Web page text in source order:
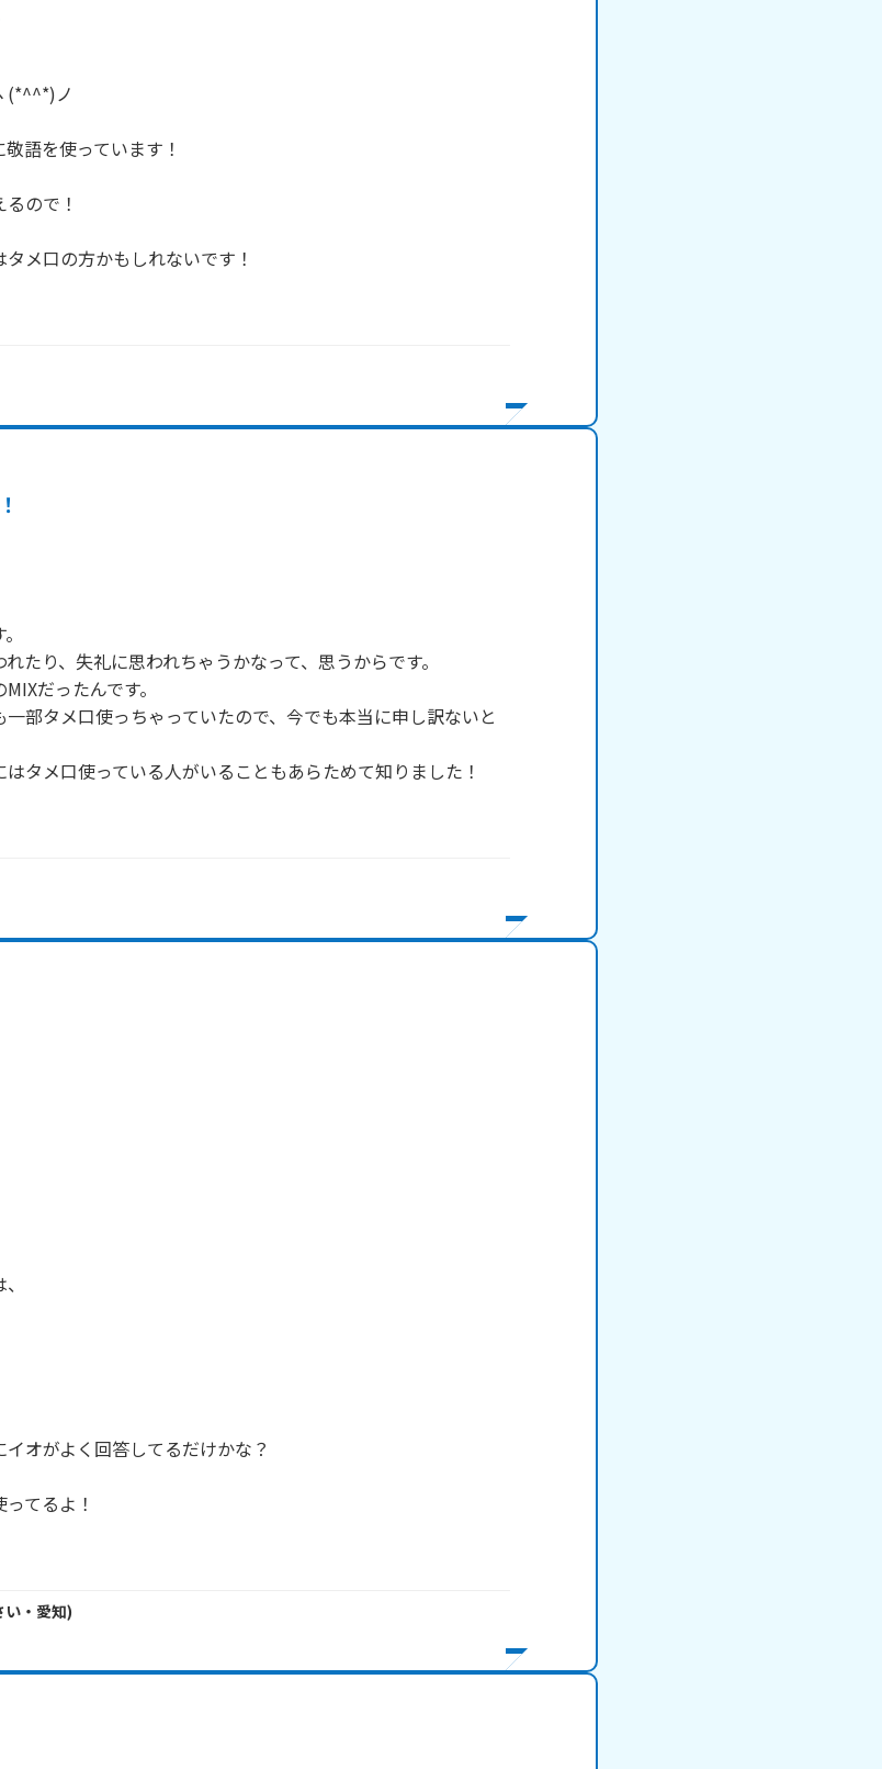
(*^^*)ノ
語を使っています！
ので！
メ口の方かもしれないです！
たり、失礼に思われちゃうかなって、思うからです。
だったんです。
部タメ口使っちゃっていたので、今でも本当に申し訳ないと
タメ口使っている人がいることもあらためて知りました！
オがよく回答してるだけかな？
てるよ！
い・ 愛知)